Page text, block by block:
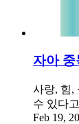
자아 중
사랑, 힘,
수 있다
Feb 19,